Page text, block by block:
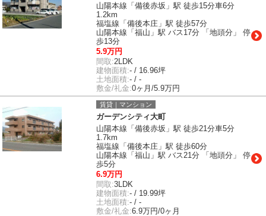
山陽本線「備後赤坂」駅 徒歩15分車6分
1.2km
福塩線「備後本庄」駅 徒歩57分
山陽本線「福山」駅 バス17分 「地頭分」 停
歩13分
5.9万円
間取:2LDK
建物面積:- / 16.96坪
土地面積:- / -
敷金/礼金:0ヶ月/5.9万円
賃貸｜マンション
ガーデンシティ大町
山陽本線「備後赤坂」駅 徒歩21分車5分
1.7km
福塩線「備後本庄」駅 徒歩60分
山陽本線「福山」駅 バス21分 「地頭分」 停
歩5分
6.9万円
間取:3LDK
建物面積:- / 19.99坪
土地面積:- / -
敷金/礼金:6.9万円/0ヶ月